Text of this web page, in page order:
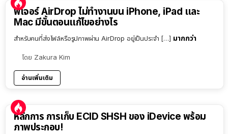
ฟีเจอร์ AirDrop ไม่ทำงานบน iPhone, iPad และ
Mac มีขั้นตอนแก้ไขอย่างไร
สำหรับคนที่ส่งไฟล์หรือรูปภาพผ่าน AirDrop อยู่เป็นประจำ […] มากกว่า
โดย Zakura Kim
อ่านเพิ่มเติม
หลักการ การเก็บ ECID SHSH ของ iDevice พร้อม
ภาพประกอบ!